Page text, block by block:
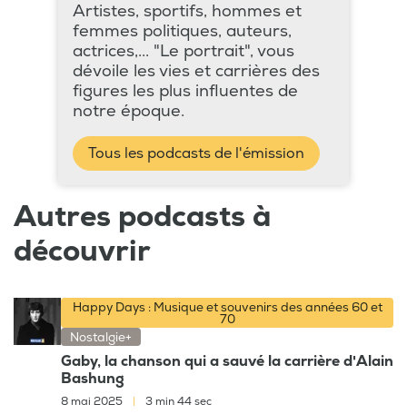
Artistes, sportifs, hommes et
femmes politiques, auteurs,
actrices,... "Le portrait", vous
dévoile les vies et carrières des
figures les plus influentes de
notre époque.
Tous les podcasts de l'émission
Autres podcasts à
découvrir
Happy Days : Musique et souvenirs des années 60 et
70
Nostalgie+
Gaby, la chanson qui a sauvé la carrière d'Alain
Bashung
8 mai 2025 3 min 44 sec